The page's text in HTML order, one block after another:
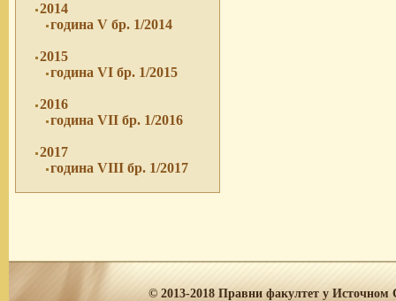
2014
година V бр. 1/2014
2015
година VI бр. 1/2015
2016
година VII бр. 1/2016
2017
година VIII бр. 1/2017
© 2013-2018 Правни факултет у Источном